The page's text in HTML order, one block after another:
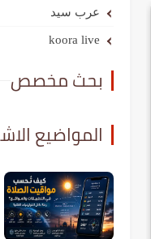
عرب سيد
koora live
بحث مخصص
المواضيع